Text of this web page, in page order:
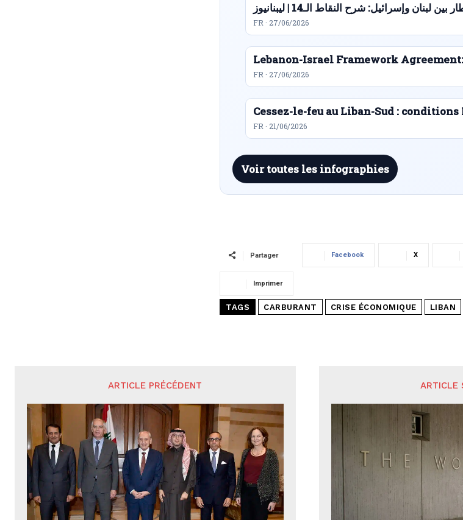
بين لبنان وإسرائيل: شرح النقاط الـ14 | ليبنانيوز
FR · 27/06/2026
Lebanon-Israel Framework
FR · 27/06/2026
Cessez-le-feu au Liban-Sud :
FR · 21/06/2026
Voir toutes les infographies
Partager Facebook X
Imprimer
TAGS CARBURANT CRISE ÉCONOMIQUE LIBAN
ARTICLE PRÉCÉDENT ARTICLE